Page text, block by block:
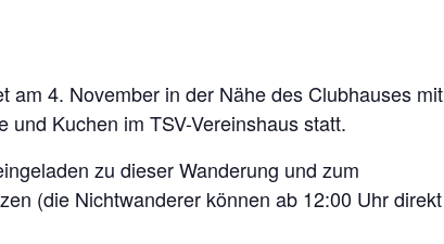
am 4. November in der Nähe des Clubhauses mit
Kuchen im TSV-Vereinshaus statt.
zu dieser Wanderung und zum
(die Nichtwanderer können ab 12:00 Uhr direkt